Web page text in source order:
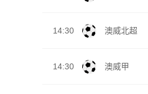
14:30 澳威北超
14:30 澳威甲